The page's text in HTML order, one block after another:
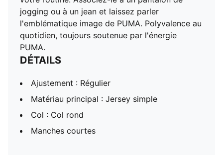
jogging ou à un jean et laissez parler
l'emblématique image de PUMA. Polyvalence au
quotidien, toujours soutenue par l'énergie
PUMA.
DÉTAILS
Ajustement : Régulier
Matériau principal : Jersey simple
Col : Col rond
Manches courtes